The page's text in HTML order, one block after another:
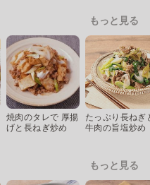
もっと見る
焼肉のタレで 厚揚
げと長ねぎ炒め
たっぷり長ねぎ
牛肉の旨塩炒め
もっと見る